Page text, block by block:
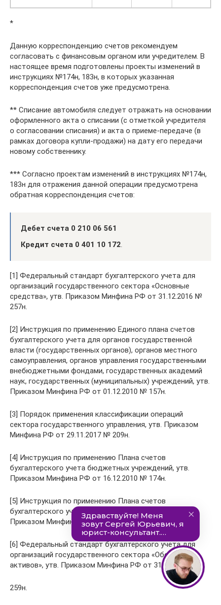
*
Данную корреспонденцию счетов рекомендуем
согласовать с финансовым органом или учредителем. В
настоящее время подготовлены проекты изменений в
инструкциях №174н, 183н, в которых указанная
корреспонденция счетов уже пре­дусмотрена.
** Списание автомобиля следует отражать на основании
оформленного акта о списании (с отметкой учредителя
о согласовании списания) и акта о приеме-передаче (в
рамках договора купли-продажи) на дату его передачи
новому собственнику.
*** Согласно проектам изменений в инструкциях №174н,
183н для отражения данной операции предусмотрена
обратная корреспонденция счетов:
Дебет счета 0 210 06 561
Кредит счета 0 401 10 172.
[1] Федеральный стандарт бухгалтерского учета для
организаций государственного сектора «Основные
средства», утв. Приказом Минфина РФ от 31.12.2016 №
257н.
[2] Инструкция по применению Единого плана счетов
бухгалтерского учета для органов государственной
власти (государственных органов), органов местного
самоуправления, органов управления государственными
внебюджетными фондами, государственных академий
наук, государственных (муниципальных) учреждений, утв.
Приказом Минфина РФ от 01.12.2010 № 157н.
[3] Порядок применения классификации операций
сектора государственного управления, утв. Приказом
Минфина РФ от 29.11.2017 № 209н.
[4] Инструкция по применению Плана счетов
бухгалтерского учета бюджетных учреждений, утв.
Приказом Минфина РФ от 16.12.2010 № 174н.
[5] Инструкция по применению Плана счетов
бухгалтерского учета автономных учреждений, утв.
Приказом Минфина РФ от 23.12.2010 № 183н.
[6] Федеральный стандарт бухгалтерского учета для
организаций государственного сектора «Обесценение
активов», утв. Приказом Минфина РФ от 31.12.2016№
259н.